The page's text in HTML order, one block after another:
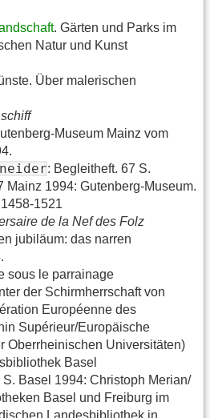
. Gärten und Parks im
Natur und Kunst
Über malerischen
Museum Mainz vom
: Begleitheft. 67 S.
Mainz 1994: Gutenberg-Museum.
1521
de la Nef des Folz
jubiläum: das narren
sous le parrainage
der Schirmherrschaft von
Européenne des
Supérieur/Europäische
Oberrheinischen Universitäten)
Basel
Basel 1994: Christoph Merian/
Basel und Freiburg im
Landesbibliothek in